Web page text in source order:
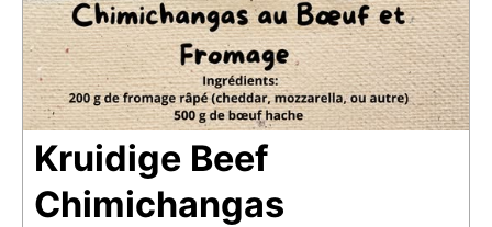
Kruidige Beef
Chimichangas